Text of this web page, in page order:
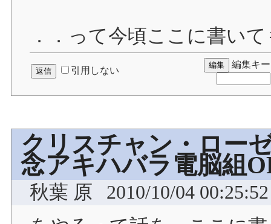
．．って今頃ここに書い
引用しない
編集キー
クリスチャン・ロー
念アキハバラ電脳組
秋葉 原
2010/10/04 00:25:52